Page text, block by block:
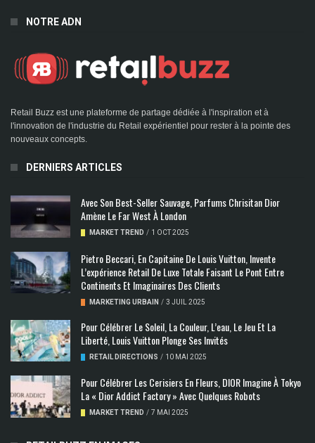
NOTRE ADN
Retail Buzz est une plateforme de partage dédiée à l'inspiration et à
l'innovation de l'industrie du Retail expérientiel pour rester à la pointe des
nouveaux concepts.
DERNIERS ARTICLES
Avec Son Best-Seller Sauvage, Parfums Chrisitan Dior
Amène Le Far West À London
MARKET TREND / 1 OCT 2025
Pietro Beccari, En Capitaine De Louis Vuitton, Invente
L’expérience Retail De Luxe Totale Faisant Le Pont Entre
Continents Et Imaginaires Des Clients
MARKETING URBAIN / 3 JUIL 2025
Pour Célébrer Le Soleil, La Couleur, L’eau, Le Jeu Et La
Liberté, Louis Vuitton Plonge Ses Invités
RETAIL DIRECTIONS / 10 MAI 2025
Pour Célébrer Les Cerisiers En Fleurs, DIOR Imagine À Tokyo
La « Dior Addict Factory » Avec Quelques Robots
MARKET TREND / 7 MAI 2025